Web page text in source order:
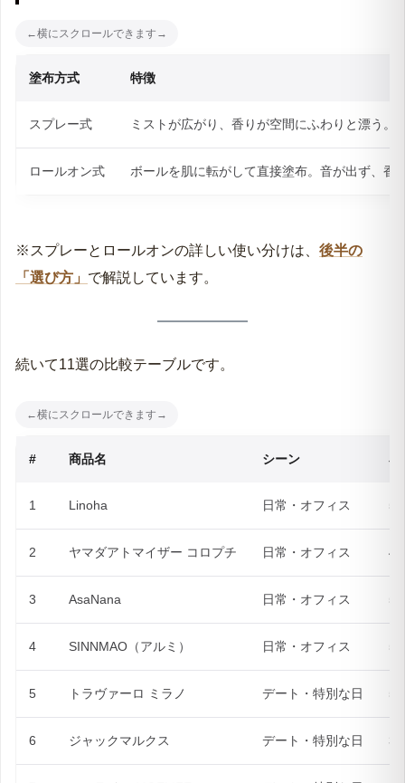
塗布方式 特徴
スプレー式 ミストが広がり、香りが空間にふわりと漂う。
ロールオン式 ボールを肌に転がして直接塗布。音が出ず、香
※スプレーとロールオンの詳しい使い分けは、 後半の
「選び方」 で解説しています。
続いて11選の比較テーブルです。
# 商品名 シーン 容
1 Linoha 日常・オフィス
2 ヤマダアトマイザー コロプチ 日常・オフィス
3 AsaNana 日常・オフィス
4 SINNMAO（アルミ） 日常・オフィス
5 トラヴァーロ ミラノ デート・特別な日
6 ジャックマルクス デート・特別な日